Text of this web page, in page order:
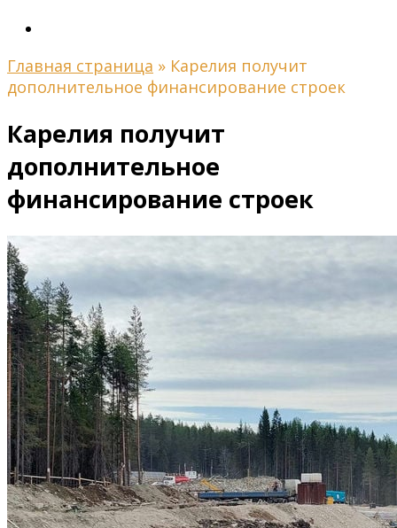
Главная страница » Карелия получит
дополнительное финансирование строек
Карелия получит
дополнительное
финансирование строек